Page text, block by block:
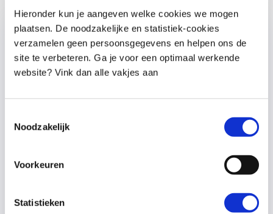
Hieronder kun je aangeven welke cookies we mogen
plaatsen. De noodzakelijke en statistiek-cookies
verzamelen geen persoonsgegevens en helpen ons de
site te verbeteren. Ga je voor een optimaal werkende
website? Vink dan alle vakjes aan
Noodzakelijk
Voorkeuren
Statistieken
doorSander Kooijman